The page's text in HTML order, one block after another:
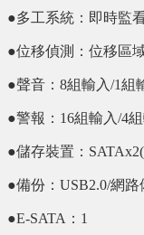
●多工系統：即時監
●位移偵測：位移區
●聲音：8組輸入/1組
●警報：16組輸入/4
●儲存裝置：
●備份：USB2.0/網
●E-SATA：1